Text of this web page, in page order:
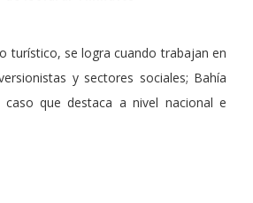
turístico, se logra cuando trabajan en
y sectores sociales; Bahía
que destaca a nivel nacional e